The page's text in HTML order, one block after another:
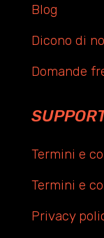
Blog
Dicono di
Domande
Termini e
Termini e
Privacy